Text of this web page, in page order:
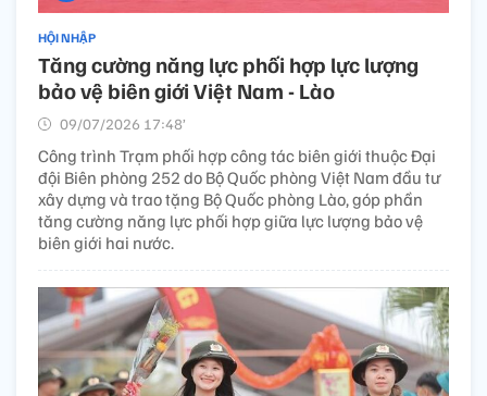
HỘI NHẬP
Tăng cường năng lực phối hợp lực lượng
bảo vệ biên giới Việt Nam - Lào
09/07/2026 17:48’
Công trình Trạm phối hợp công tác biên giới thuộc Đại
đội Biên phòng 252 do Bộ Quốc phòng Việt Nam đầu tư
xây dựng và trao tặng Bộ Quốc phòng Lào, góp phần
tăng cường năng lực phối hợp giữa lực lượng bảo vệ
biên giới hai nước.